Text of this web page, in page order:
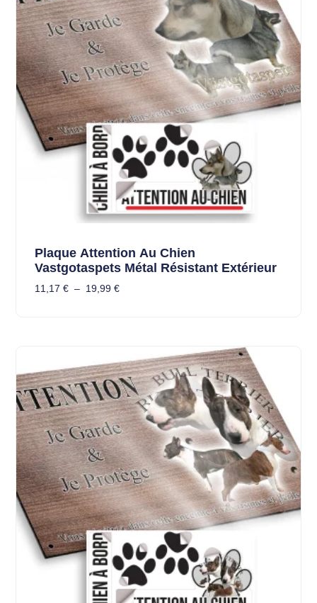
Plaque Attention Au Chien
Vastgotaspets Métal Résistant Extérieur
11,17 € – 19,99 €